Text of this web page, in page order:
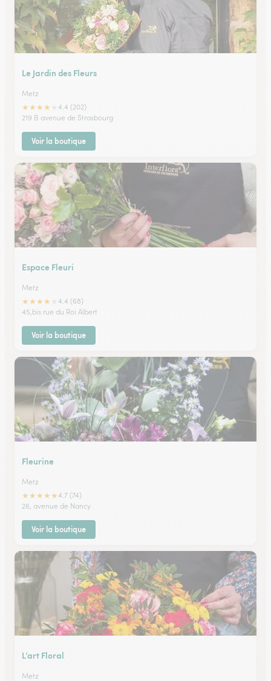
Le Jardin des Fleurs
Metz
★★★★
4.4 (202)
219 B avenue de Strasbourg
Voir la boutique
Espace Fleuri
Metz
★★★★
4.4 (68)
45,bis rue du Roi Albert
Voir la boutique
Fleurine
Metz
★★★★★4.7 (74)
26, avenue de Nancy
Voir la boutique
L’art Floral
Metz